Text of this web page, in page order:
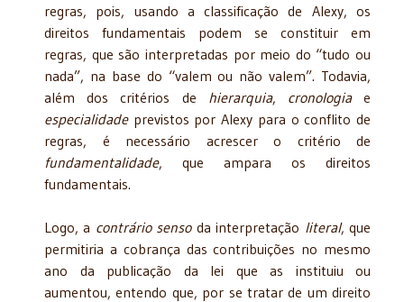
regras, pois, usando a classificação de Alexy, os
direitos fundamentais podem se constituir em
regras, que são interpretadas por meio do “tudo ou
nada”, na base do “valem ou não valem”. Todavia,
além dos critérios de hierarquia, cronologiae
especialidadeprevistos por Alexy para o conflito de
regras, é necessário acrescer o critério de
fundamentalidade, que ampara os direitos
fundamentais.
Logo, a contrário sensoda interpretação literal, que
permitiria a cobrança das contribuições no mesmo
ano da publicação da lei que as instituiu ou
aumentou, entendo que, por se tratar de um direito